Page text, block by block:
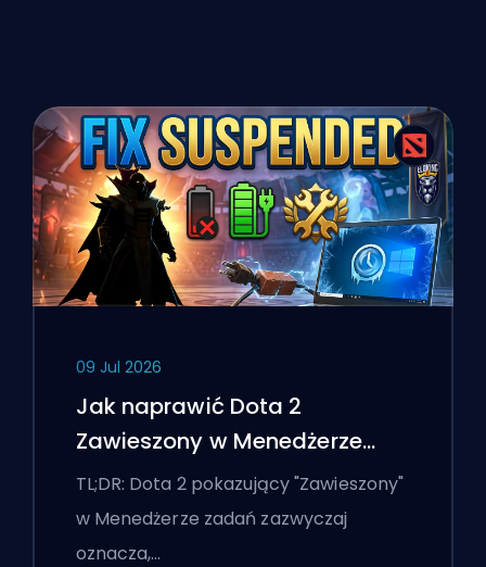
09 Jul 2026
Jak naprawić Dota 2
Zawieszony w Menedżerze
zadań na laptopie z Windows
TL;DR: Dota 2 pokazujący "Zawieszony"
w Menedżerze zadań zazwyczaj
oznacza,…